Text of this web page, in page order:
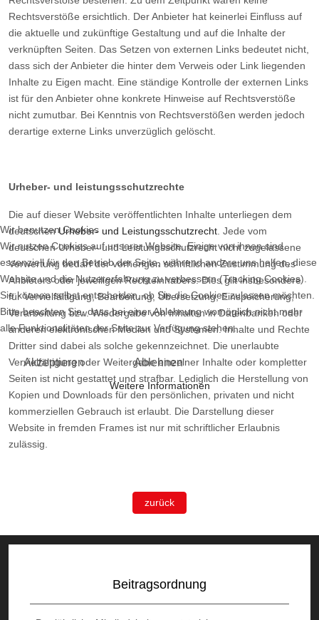
Rechtsverstöße ersichtlich. Der Anbieter hat keinerlei Einfluss auf
die aktuelle und zukünftige Gestaltung und auf die Inhalte der
verknüpften Seiten. Das Setzen von externen Links bedeutet nicht,
dass sich der Anbieter die hinter dem Verweis oder Link liegenden
Inhalte zu Eigen macht. Eine ständige Kontrolle der externen Links
ist für den Anbieter ohne konkrete Hinweise auf Rechtsverstöße
nicht zumutbar. Bei Kenntnis von Rechtsverstößen werden jedoch
derartige externe Links unverzüglich gelöscht.
Urheber- und leistungsschutzrechte
Die auf dieser Website veröffentlichten Inhalte unterliegen dem
deutschenUrheber- und Leistungsschutzrecht. Jede vom
deutschen Urheber- und Leistungsschutzrecht nicht zugelassene
Verwertung bedarf der vorherigen schriftlichen Zustimmung des
Anbieters oder jeweiligen Rechteinhabers. Dies gilt insbesondere
für Vervielfältigung, Bearbeitung, Übersetzung, Einspeicherung,
Verarbeitung bzw. Wiedergabe von Inhalten in Datenbanken oder
anderen elektronischen Medien und Systemen. Inhalte und Rechte
Dritter sind dabei als solche gekennzeichnet. Die unerlaubte
Vervielfältigung oder Weitergabe einzelner Inhalte oder kompletter
Seiten ist nicht gestattet und strafbar. Lediglich die Herstellung von
Kopien und Downloads für den persönlichen, privaten und nicht
kommerziellen Gebrauch ist erlaubt. Die Darstellung dieser
Website in fremden Frames ist nur mit schriftlicher Erlaubnis
zulässig.
zurück
Beitragsordnung
Wir benutzen Cookies
Wir nutzen Cookies auf unserer Website. Einige von ihnen sind
essenziell für den Betrieb der Seite, während andere uns helfen, diese
Website und die Nutzererfahrung zu verbessern (Tracking Cookies).
Sie können selbst entscheiden, ob Sie die Cookies zulassen möchten.
Bitte beachten Sie, dass bei einer Ablehnung womöglich nicht mehr
alle Funktionalitäten der Seite zur Verfügung stehen.
Akzeptieren Ablehnen
Weitere Informationen